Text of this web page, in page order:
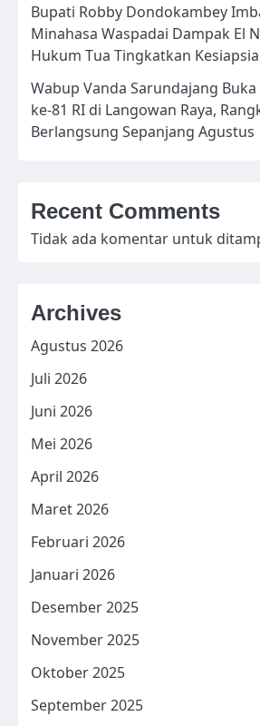
Bupati Robby Dondokambey
Minahasa Waspadai Dampak El
Hukum Tua Tingkatkan
Wabup Vanda Sarundajang
ke-81 RI di Langowan Raya,
Berlangsung Sepanjang Agustus
Recent Comments
Tidak ada komentar untuk
Archives
Agustus 2026
Juli 2026
Juni 2026
Mei 2026
April 2026
Maret 2026
Februari 2026
Januari 2026
Desember 2025
November 2025
Oktober 2025
September 2025